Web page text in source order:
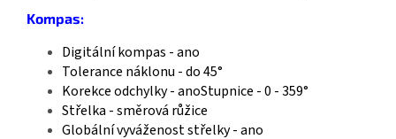
Kompas:
Digitální kompas - ano
Tolerance náklonu - do 45°
Korekce odchylky - anoStupnice - 0 - 359°
Střelka - směrová růžice
Globální vyváženost střelky - ano